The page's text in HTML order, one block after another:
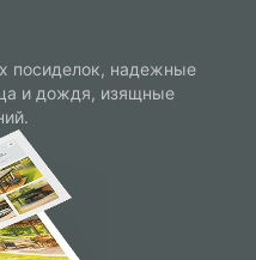
посиделок, надежные
и дождя, изящные